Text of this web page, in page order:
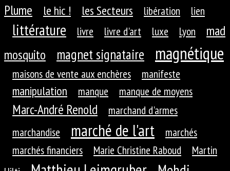
Plume
le hic ! les Secteurs libération lien
littérature livre livre d'art luxe Lyon
mad
mosquito
magnet signataire magnétique
maisons de vente aux enchères manifeste
manipulation manque manque de moyens
Marc-André Renold
marchand d'armes
marchandise
marché de l'art
marchés
marchés financiers
Marie Christine Raboud
Martin